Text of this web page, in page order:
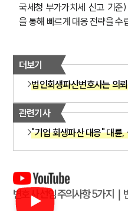
국세청 부가가치세 신고 기
을 통해 빠르게 대응 전략을 수
더보기
법인회생파산변호사는 의
관련기사
"기업 회생파산 대응" 대륜,
변호사 선임 주의사항 5가지｜